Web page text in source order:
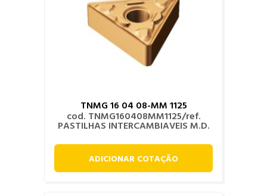
TNMG 16 04 08-MM 1125
cod. TNMG160408MM1125/ref.
PASTILHAS INTERCAMBIAVEIS M.D.
ADICIONAR COTAÇÃO